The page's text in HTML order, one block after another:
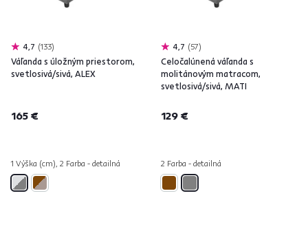
4,7 133
Váľanda s úložným priestorom,
svetlosivá/sivá, ALEX
165 €
1 Výška (cm), 2 Farba - detailná
4,7 57
Celočalúnená váľanda s
molitánovým matracom,
svetlosivá/sivá, MATI
129 €
2 Farba - detailná